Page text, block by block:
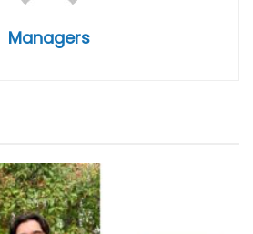
Managers